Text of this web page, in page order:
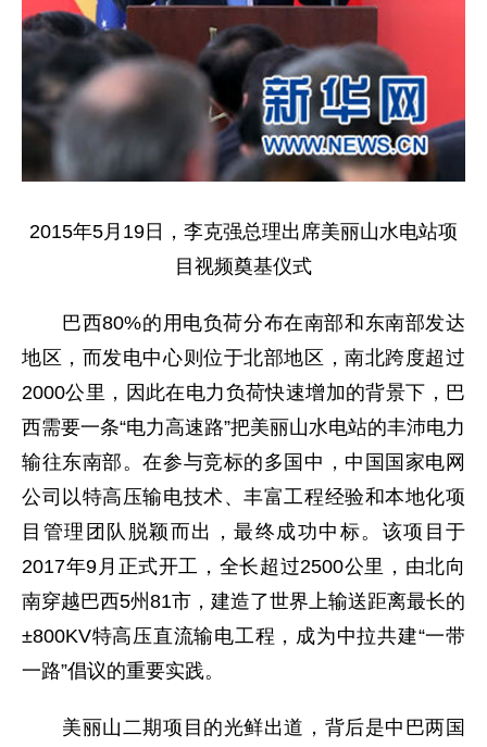
2015年5月19日，李克强总理出席美丽山水电站项
目视频奠基仪式
巴西80%的用电负荷分布在南部和东南部发达
地区，而发电中心则位于北部地区，南北跨度超过
2000公里，因此在电力负荷快速增加的背景下，巴
西需要一条“电力高速路”把美丽山水电站的丰沛电力
输往东南部。在参与竞标的多国中，中国国家电网
公司以特高压输电技术、丰富工程经验和本地化项
目管理团队脱颖而出，最终成功中标。该项目于
2017年9月正式开工，全长超过2500公里，由北向
南穿越巴西5州81市，建造了世界上输送距离最长的
±800KV特高压直流输电工程，成为中拉共建“一带
一路”倡议的重要实践。
美丽山二期项目的光鲜出道，背后是中巴两国